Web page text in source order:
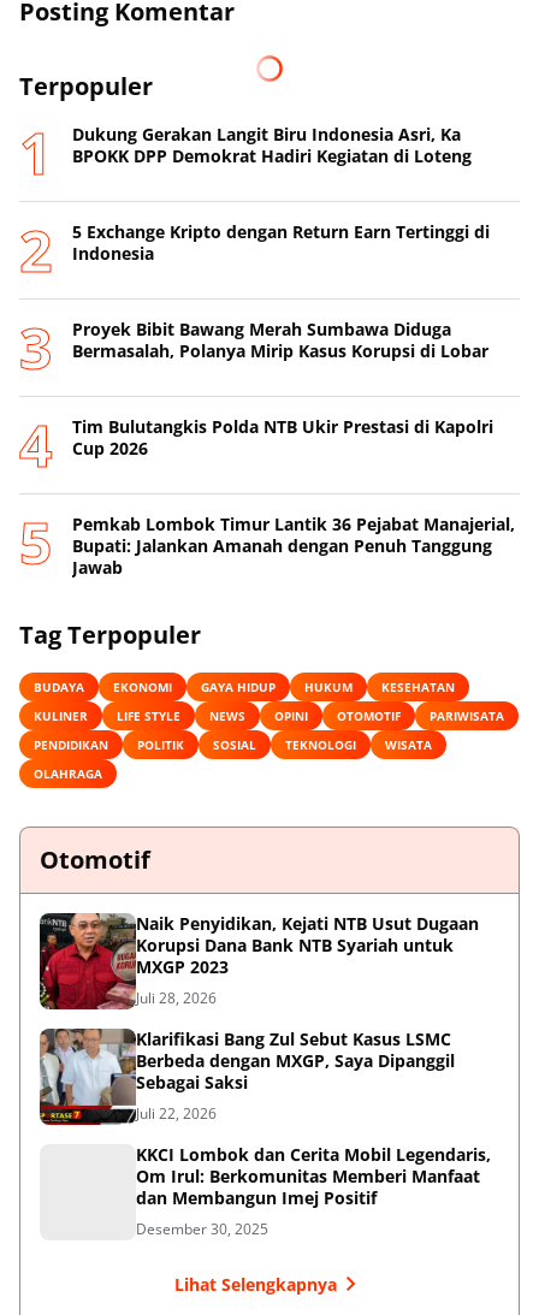
Posting Komentar
Terpopuler
Dukung Gerakan Langit Biru Indonesia Asri, Ka
BPOKK DPP Demokrat Hadiri Kegiatan di Loteng
5 Exchange Kripto dengan Return Earn Tertinggi di
Indonesia
Proyek Bibit Bawang Merah Sumbawa Diduga
Bermasalah, Polanya Mirip Kasus Korupsi di Lobar
Tim Bulutangkis Polda NTB Ukir Prestasi di Kapolri
Cup 2026
Pemkab Lombok Timur Lantik 36 Pejabat Manajerial,
Bupati: Jalankan Amanah dengan Penuh Tanggung
Jawab
Tag Terpopuler
BUDAYA EKONOMI GAYA HIDUP HUKUM
KESEHATAN
KULINER
LIFE STYLE NEWS OPINI OTOMOTIF
PARIWISATA
PENDIDIKAN
POLITIK SOSIAL TEKNOLOGI
WISATA
OLAHRAGA
Otomotif
Naik Penyidikan, Kejati NTB Usut Dugaan
Korupsi Dana Bank NTB Syariah untuk
MXGP 2023
Juli 28, 2026
Klarifikasi Bang Zul Sebut Kasus LSMC
Berbeda dengan MXGP, Saya Dipanggil
Sebagai Saksi
Juli 22, 2026
KKCI Lombok dan Cerita Mobil Legendaris,
Om Irul: Berkomunitas Memberi Manfaat
dan Membangun Imej Positif
Desember 30, 2025
Lihat Selengkapnya